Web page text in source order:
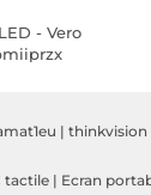
- Vero
| thinkvision
tactile | Ecran